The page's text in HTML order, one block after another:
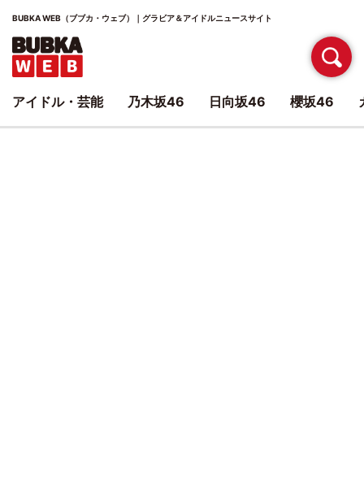
BUBKA WEB（ブブカ・ウェブ）｜グラビア＆アイドルニュースサイト
アイドル・芸能 乃木坂46 日向坂46 櫻坂46